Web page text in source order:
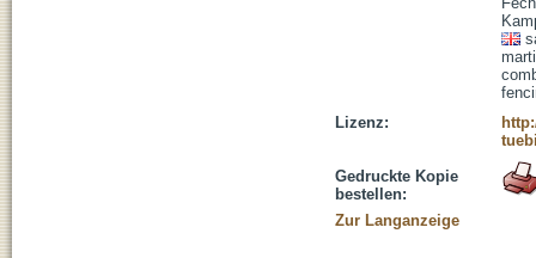
Lizenz:
Gedruckte Kopie
bestellen:
Zur Langanzeige